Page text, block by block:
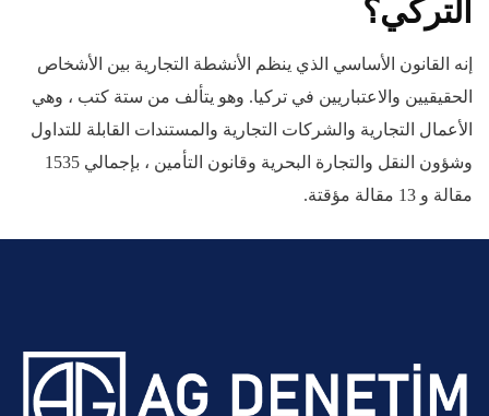
التركي؟
إنه القانون الأساسي الذي ينظم الأنشطة التجارية بين الأشخاص
الحقيقيين والاعتباريين في تركيا. وهو يتألف من ستة كتب ، وهي
الأعمال التجارية والشركات التجارية والمستندات القابلة للتداول
وشؤون النقل والتجارة البحرية وقانون التأمين ، بإجمالي 1535
مقالة و 13 مقالة مؤقتة.